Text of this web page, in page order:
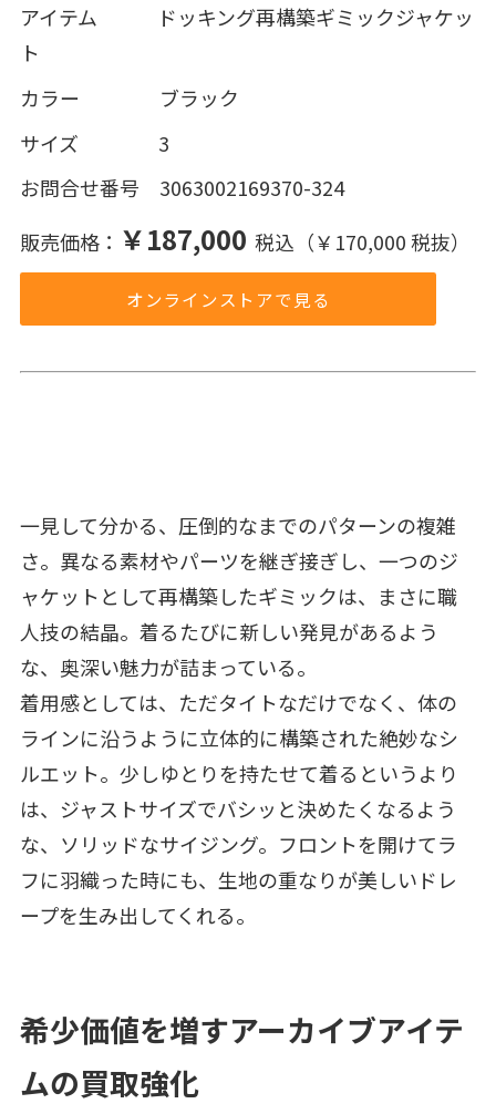
アイテム ドッキング再構築ギミックジャケッ
ト
カラー ブラック
サイズ 3
お問合せ番号 3063002169370-324
販売価格： ￥187,000 税込（￥170,000 税抜）
オンラインストアで見る
一見して分かる、圧倒的なまでのパターンの複雑
さ。異なる素材やパーツを継ぎ接ぎし、一つのジ
ャケットとして再構築したギミックは、まさに職
人技の結晶。着るたびに新しい発見があるよう
な、奥深い魅力が詰まっている。
着用感としては、ただタイトなだけでなく、体の
ラインに沿うように立体的に構築された絶妙なシ
ルエット。少しゆとりを持たせて着るというより
は、ジャストサイズでバシッと決めたくなるよう
な、ソリッドなサイジング。フロントを開けてラ
フに羽織った時にも、生地の重なりが美しいドレ
ープを生み出してくれる。
希少価値を増すアーカイブアイテ
ムの買取強化